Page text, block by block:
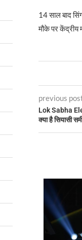
14 साल बाद
मौके पर केंद्रीय
previous
Lok Sabha
क्या है सियासी